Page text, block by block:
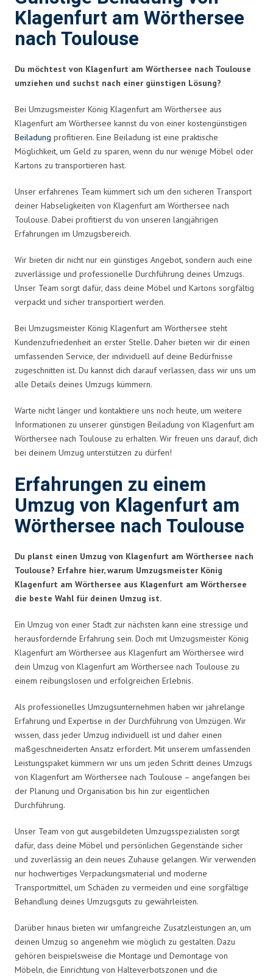
Klagenfurt am Wörthersee
nach Toulouse
Du möchtest von Klagenfurt am Wörthersee nach Toulouse
umziehen und suchst nach einer günstigen Lösung?
Bei Umzugsmeister König Klagenfurt am Wörthersee aus
Klagenfurt am Wörthersee kannst du von einer kostengünstigen
Beiladung profitieren. Eine Beiladung ist eine praktische
Möglichkeit, um Geld zu sparen, wenn du nur wenige Möbel oder
Kartons zu transportieren hast.
Unser erfahrenes Team kümmert sich um den sicheren Transport
deiner Habseligkeiten von Klagenfurt am Wörthersee nach
Toulouse. Dabei profitierst du von unseren langjährigen
Erfahrungen im Umzugsbereich.
Wir bieten dir nicht nur ein günstiges Angebot, sondern auch eine
zuverlässige und professionelle Durchführung deines Umzugs.
Unser Team sorgt dafür, dass deine Möbel und Kartons sorgfältig
verpackt und sicher transportiert werden.
Bei Umzugsmeister König Klagenfurt am Wörthersee steht
Kundenzufriedenheit an erster Stelle. Daher bieten wir dir einen
umfassenden Service, der individuell auf deine Bedürfnisse
zugeschnitten ist. Du kannst dich darauf verlassen, dass wir uns um
alle Details deines Umzugs kümmern.
Warte nicht länger und kontaktiere uns noch heute, um weitere
Informationen zu unserer günstigen Beiladung von Klagenfurt am
Wörthersee nach Toulouse zu erhalten. Wir freuen uns darauf, dich
bei deinem Umzug unterstützen zu dürfen!
Erfahrungen zu einem
Umzug von Klagenfurt am
Wörthersee nach Toulouse
Du planst einen Umzug von Klagenfurt am Wörthersee nach
Toulouse? Erfahre hier, warum Umzugsmeister König
Klagenfurt am Wörthersee aus Klagenfurt am Wörthersee
die beste Wahl für deinen Umzug ist.
Ein Umzug von einer Stadt zur nächsten kann eine stressige und
herausfordernde Erfahrung sein. Doch mit Umzugsmeister König
Klagenfurt am Wörthersee aus Klagenfurt am Wörthersee wird
dein Umzug von Klagenfurt am Wörthersee nach Toulouse zu
einem reibungslosen und erfolgreichen Erlebnis.
Als professionelles Umzugsunternehmen haben wir jahrelange
Erfahrung und Expertise in der Durchführung von Umzügen. Wir
wissen, dass jeder Umzug individuell ist und daher einen
maßgeschneiderten Ansatz erfordert. Mit unserem umfassenden
Leistungspaket kümmern wir uns um jeden Schritt deines Umzugs
von Klagenfurt am Wörthersee nach Toulouse – angefangen bei
der Planung und Organisation bis hin zur eigentlichen
Durchführung.
Unser Team von gut ausgebildeten Umzugsspezialisten sorgt
dafür, dass deine Möbel und persönlichen Gegenstände sicher
und zuverlässig an dein neues Zuhause gelangen. Wir verwenden
nur hochwertiges Verpackungsmaterial und moderne
Transportmittel, um Schäden zu vermeiden und eine sorgfältige
Behandlung deines Umzugsguts zu gewährleisten.
Darüber hinaus bieten wir umfangreiche Zusatzleistungen an, um
deinen Umzug so angenehm wie möglich zu gestalten. Dazu
gehören beispielsweise die Montage und Demontage von
Möbeln, die Einrichtung von Halteverbotszonen und die